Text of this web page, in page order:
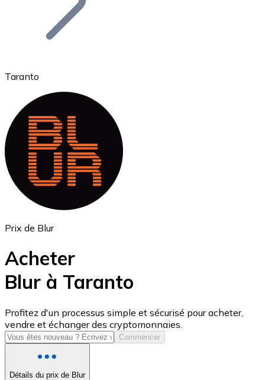
Ethereum
ETH
USD Coin
USDC
Taranto
Prix de Blur
Acheter
Blur à Taranto
Profitez d'un processus simple et sécurisé pour acheter,
vendre et échanger des cryptomonnaies.
Commencer
Détails du prix de Blur